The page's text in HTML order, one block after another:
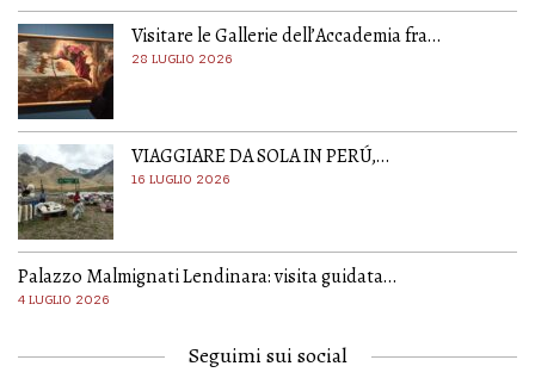
Visitare le Gallerie dell’Accademia fra…
28 LUGLIO 2026
VIAGGIARE DA SOLA IN PERÚ,…
16 LUGLIO 2026
Palazzo Malmignati Lendinara: visita guidata…
4 LUGLIO 2026
Seguimi sui social